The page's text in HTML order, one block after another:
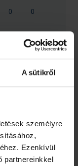
A sütikről
személyre
Ezenkívül
partnereinkkel
0 0
0
0 0
0 0